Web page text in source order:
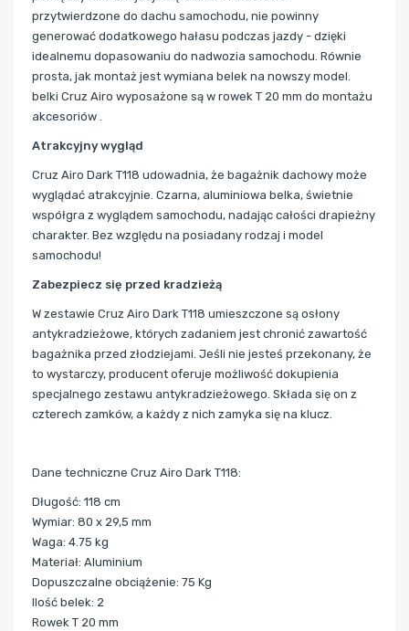
przytwierdzone do dachu samochodu, nie powinny
generować dodatkowego hałasu podczas jazdy - dzięki
idealnemu dopasowaniu do nadwozia samochodu. Równie
prosta, jak montaż jest wymiana belek na nowszy model.
belki Cruz Airo wyposażone są w rowek T 20 mm do montażu
akcesoriów .
Atrakcyjny wygląd
Cruz Airo Dark T118 udowadnia, że bagażnik dachowy może
wyglądać atrakcyjnie. Czarna, aluminiowa belka, świetnie
współgra z wyglądem samochodu, nadając całości drapieżny
charakter. Bez względu na posiadany rodzaj i model
samochodu!
Zabezpiecz się przed kradzieżą
W zestawie Cruz Airo Dark T118 umieszczone są osłony
antykradzieżowe, których zadaniem jest chronić zawartość
bagażnika przed złodziejami. Jeśli nie jesteś przekonany, że
to wystarczy, producent oferuje możliwość dokupienia
specjalnego zestawu antykradzieżowego. Składa się on z
czterech zamków, a każdy z nich zamyka się na klucz.
Dane techniczne Cruz Airo Dark T118:
Długość: 118 cm
Wymiar: 80 x 29,5 mm
Waga: 4.75 kg
Materiał: Aluminium
Dopuszczalne obciążenie: 75 Kg
Ilość belek: 2
Rowek T 20 mm